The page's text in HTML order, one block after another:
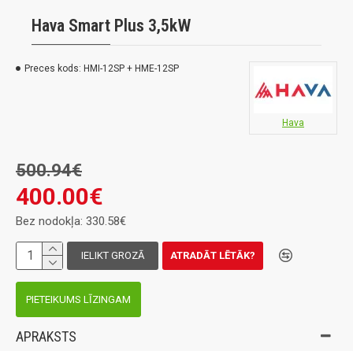
Hava Smart Plus 3,5kW
Preces kods: HMI-12SP + HME-12SP
Hava
400.00€
500.94€
Bez nodokļa: 330.58€
IELIKT GROZĀ ATRADĀT LĒTĀK?
PIETEIKUMS LĪZINGAM
APRAKSTS